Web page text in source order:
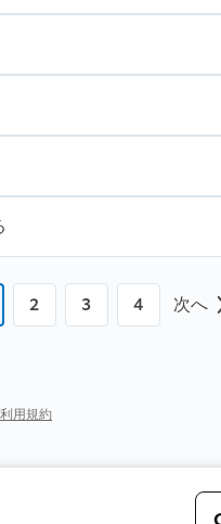
2 3 4 次へ
利用規約